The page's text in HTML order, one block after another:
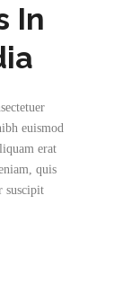
In
euismod
erat
quis
suscipit